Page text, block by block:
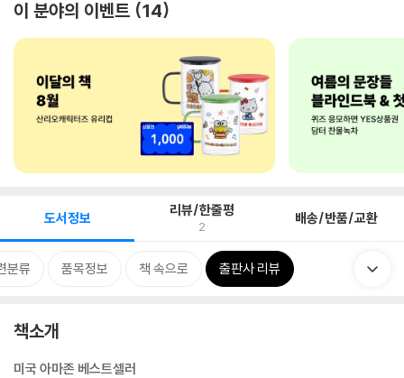
이 분야의 이벤트 14
도서정보 리뷰/한줄평
2 배송/반품/교환
분류 품목정보 책 속으로 출판사 리뷰
책소개
미국 아마존 베스트셀러